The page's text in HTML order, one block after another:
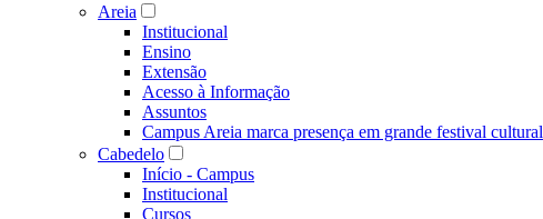
Areia
Institucional
Ensino
Extensão
Acesso à Informação
Assuntos
Campus Areia marca presença em grande festival cultural
Cabedelo
Início - Campus
Institucional
Cursos